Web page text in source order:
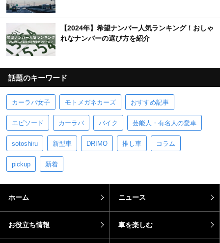
【2024年】希望ナンバー人気ランキング！おしゃ
れなナンバーの選び方を紹介
話題のキーワード
カーラバ女子 モトメガネカーズ おすすめ記事
エピソード カーラバ バイク 芸能人・有名人の愛車
sotoshiru 新型車 DRIMO 推し車 コラム
pickup 新着
ホーム ニュース
お役立ち情報 車を楽しむ